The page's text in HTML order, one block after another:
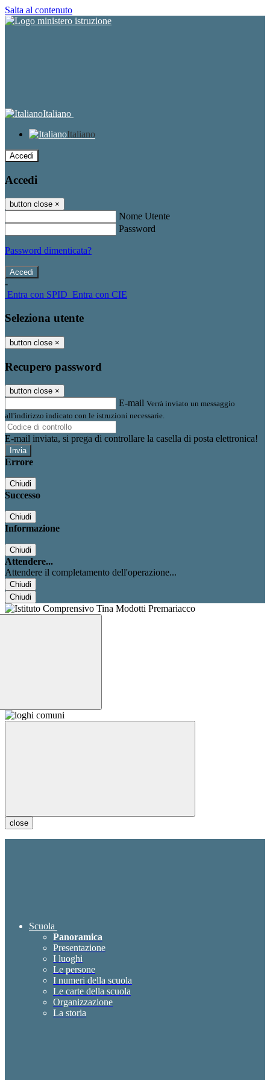
Salta al contenuto
Italiano
Italiano
Accedi
Accedi
button close ×
Nome Utente
Password
Password dimenticata?
-
Entra con SPID Entra con CIE
Seleziona utente
button close ×
Recupero password
button close ×
E-mail Verrà inviato un messaggio
all'indirizzo indicato con le istruzioni necessarie.
E-mail inviata, si prega di controllare la casella di posta elettronica!
Errore
Chiudi
Successo
Chiudi
Informazione
Chiudi
Attendere...
Attendere il completamento dell'operazione...
Chiudi
Chiudi
close
Scuola
Panoramica
Presentazione
I luoghi
Le persone
I numeri della scuola
Le carte della scuola
Organizzazione
La storia